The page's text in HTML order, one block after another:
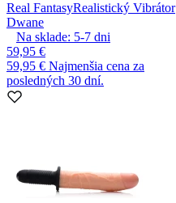
Real FantasyRealistický Vibrátor
Dwane
Na sklade: 5-7 dni
59,95 €
59,95 € Najmenšia cena za
posledných 30 dní.